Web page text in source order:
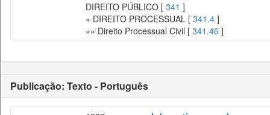
DIREITO PÚBLICO [ 341 ]
» DIREITO PROCESSUAL [ 341.4 ]
»» Direito Processual Civil [ 341.46 ]
Publicação: Texto - Português